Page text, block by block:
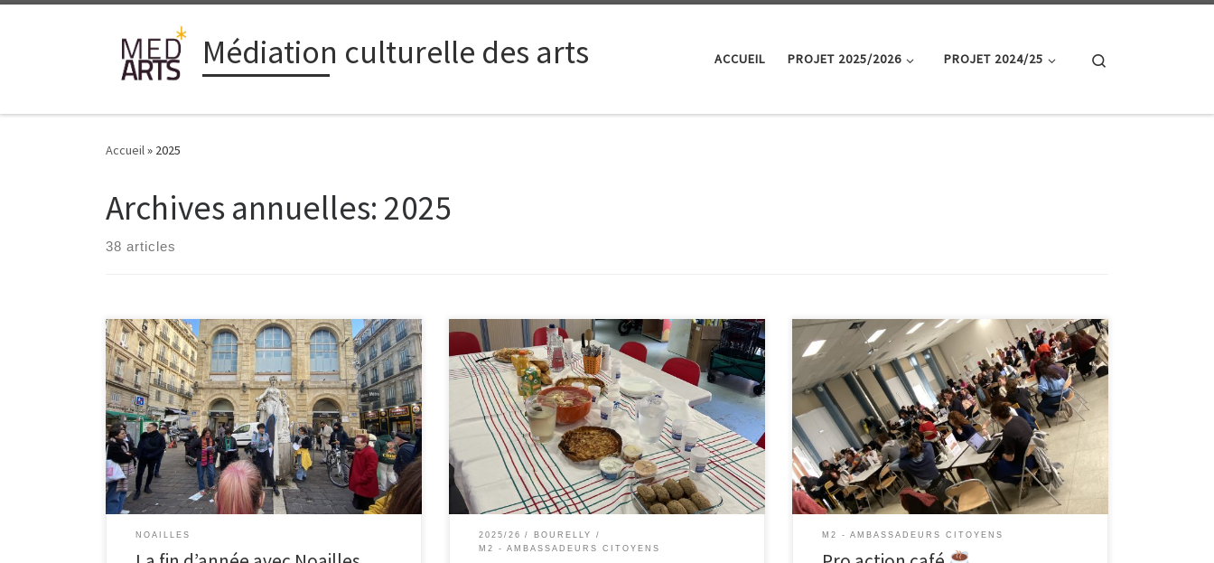
Médiation culturelle des arts ACCUEIL PROJET 2025/2026 PROJET 2024/25
Accueil» 2025
Archives annuelles: 2025
38 articles
On a des nouvelles sur notre projet à vous partager
depuis la dernière fois ! Notre première balade
matrimoniale a eu lieu le jeudi 4 décembre dernier.
On s’est retrouvé au marché de capucins pour nous
balader dans le quartier et mettre en avant le
matrimoine du quartier au regard […]
NOAILLES
Le 07/11, nous nous sommes rendues aux archives
municipales de Marseille. Nous avons parcouru les
archives de l’enseignante Paulette Quarante qui a elle-
même pris soin d’archiver les travaux menés avec ses
élèves entre 1950 et 1960. Cette découverte a été
centrale pour la continuité de notre projet de balade
puisque […]
2025/26
BOURELLY
M2 - AMBASSADEURS CITOYENS
Le ProAction CAFÉ a eu lieu mardi 16 décembre 2025
de 9h00 à 13h00 sur le Campus Saint-Charles dans la
grande salle des Conférences. Ce temps collectif sous
la forme d’un « Pro Action Café » a permis de travailler
en Intelligence Collective afin de permettre permet
aux groupes de projets – au stade de la
problématisation […]
M2 - AMBASSADEURS CITOYENS